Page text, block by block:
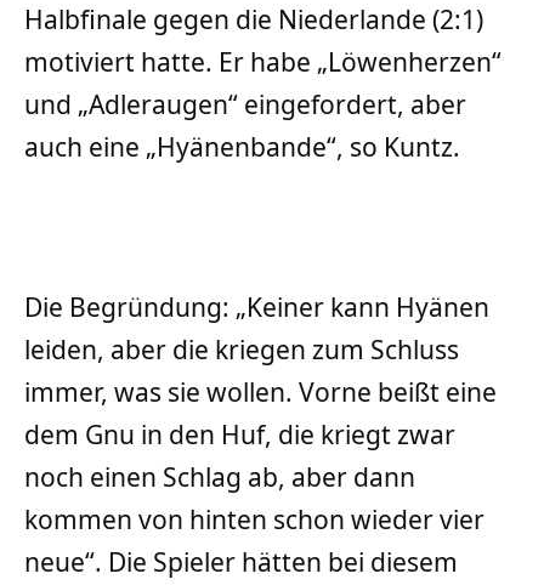
Halbfinale gegen die Niederlande (2:1)
motiviert hatte. Er habe „Löwenherzen“
und „Adleraugen“ eingefordert, aber
auch eine „Hyänenbande“, so Kuntz.
Die Begründung: „Keiner kann Hyänen
leiden, aber die kriegen zum Schluss
immer, was sie wollen. Vorne beißt eine
dem Gnu in den Huf, die kriegt zwar
noch einen Schlag ab, aber dann
kommen von hinten schon wieder vier
neue“. Die Spieler hätten bei diesem